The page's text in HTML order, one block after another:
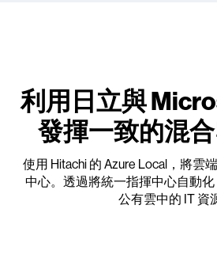
利用日立與
發揮一致的混
使用 Hitachi 的 Azure Local，將雲
中心。透過將統一指揮中心自動
公有雲中的 IT 資